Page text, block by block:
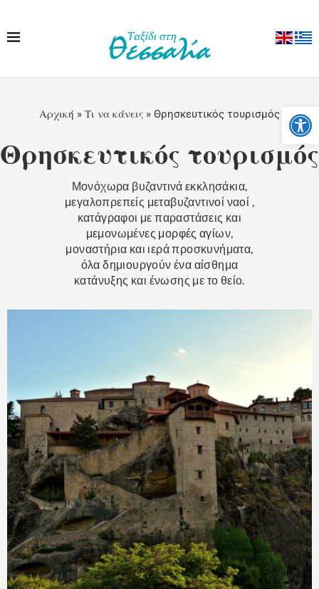
Αρχική » Τι να κάνεις » Θρησκευτικός τουρισμός
Θρησκευτικός τουρισμός
Μονόχωρα βυζαντινά εκκλησάκια,
μεγαλοπρεπείς μεταβυζαντινοί ναοί ,
κατάγραφοι με παραστάσεις και
μεμονωμένες μορφές αγίων,
μοναστήρια και ιερά προσκυνήματα,
όλα δημιουργούν ένα αίσθημα
κατάνυξης και ένωσης με το θείο.